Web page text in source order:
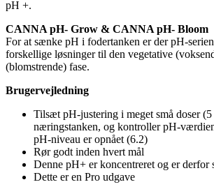
pH +.
CANNA pH- Grow & CANNA pH- Bloom
For at sænke pH i fodertanken er der pH-
forskellige løsninger til den vegetative
(blomstrende) fase.
Brugervejledning
Tilsæt pH-justering i meget små doser
næringstanken, og kontroller pH-
pH-niveau er opnået (6.2)
Rør godt inden hvert mål
Denne pH+ er koncentreret og er derfor
Dette er en Pro udgave